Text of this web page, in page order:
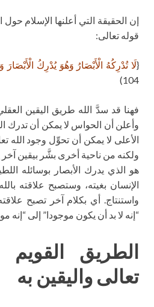
إن الحقيقة التي أعلنها الإسلام حول
قوله تعالى:
{لَا تُدْرِكُهُ الْأَبْصَارُ وَهُوَ يُدْرِكُ الْأَبْصَارَ
104)
فهنا قد سدَّ الله طريق اليقين
وأعلن أن الحواس لا يمكن أن تدرك
الأعلى لا يمكن أن تحوِّل وجود الله
ولكنه من ناحية أخرى بشَّر بيقين
هو الذي يدرك الأبصار بوسائله
الإنسان بغيته، وستصبح علاقته
واستنتاج. أي بكلام آخر تصبح
“إنه لا بد أن يكون موجودا” إلى “إنه
الطريق القويم
تعالى واليقين به